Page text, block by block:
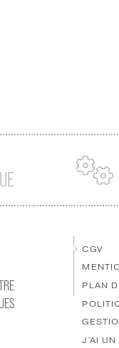
CGV
PLAN
J'AI UN